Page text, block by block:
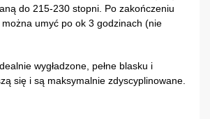
do 215-230 stopni. Po zakończeniu
można umyć po ok 3 godzinach (nie
wygładzone, pełne blasku i
się i są maksymalnie zdyscyplinowane.